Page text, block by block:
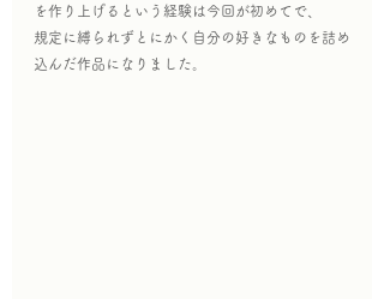
を作り上げるという経験は今回が初めてで、
規定に縛られずとにかく自分の好きなものを詰め
込んだ作品になりました。